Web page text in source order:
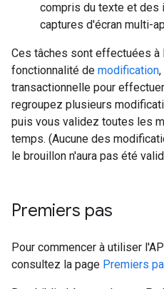
compris du texte et des
captures d'écran multi-
Ces tâches sont effectuées à
fonctionnalité de modification
transactionnelle pour
regroupez plusieurs
puis vous validez toutes les
temps. (Aucune des
le brouillon n'aura pas été
Premiers pas
Pour commencer à utiliser
consultez la page Premiers